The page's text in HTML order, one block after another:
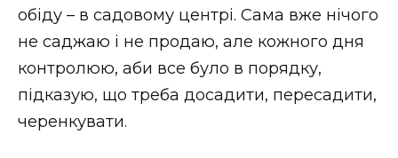
обіду – в садовому центрі. Сама вже нічого
не саджаю і не продаю, але кожного дня
контролюю, аби все було в порядку,
підказую, що треба досадити, пересадити,
черенкувати.